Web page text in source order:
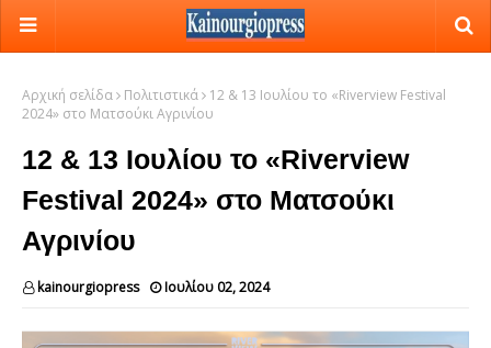
Αρχική σελίδα Πολιτιστικά
12 & 13 Ιουλίου το «Riverview Festival
2024» στο Ματσούκι Αγρινίου
12 & 13 Ιουλίου το «Riverview
Festival 2024» στο Ματσούκι
Αγρινίου
kainourgiopress Ιουλίου 02, 2024